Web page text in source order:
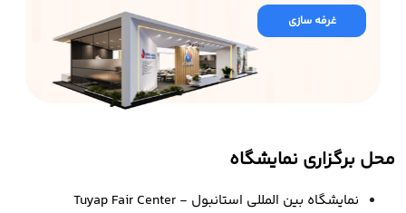
غرفه سازی
محل برگزاری نمایشگاه
نمایشگاه بین المللی استانبول - Tuyap Fair Center